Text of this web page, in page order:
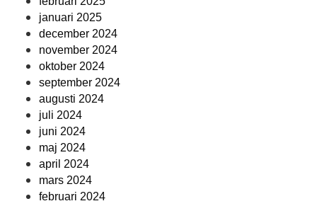
januari 2025
december 2024
november 2024
oktober 2024
september 2024
augusti 2024
juli 2024
juni 2024
maj 2024
april 2024
mars 2024
februari 2024